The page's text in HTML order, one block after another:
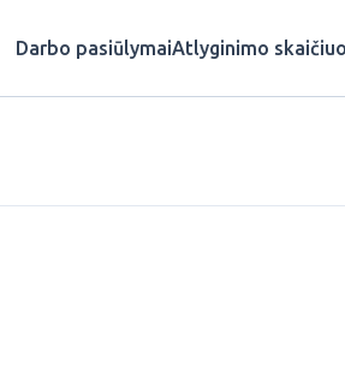
Darbo pasiūlymaiAtlyginimo